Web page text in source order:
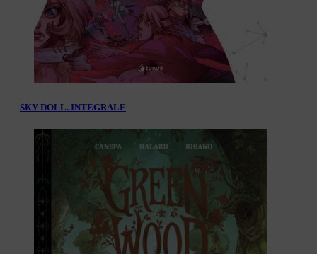
SKY DOLL. INTEGRALE